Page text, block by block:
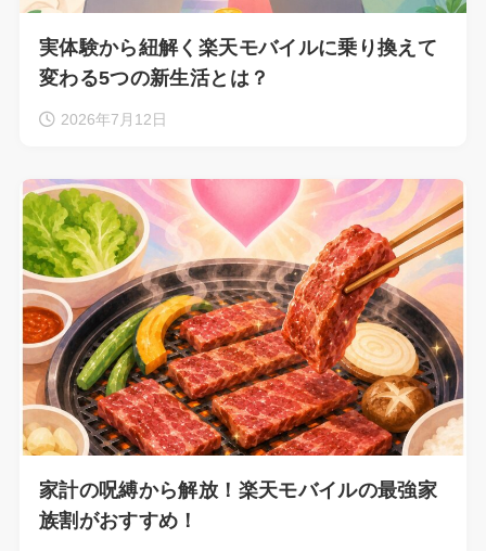
実体験から紐解く楽天モバイルに乗り換えて
変わる5つの新生活とは？
2026年7月12日
家計の呪縛から解放！楽天モバイルの最強家
族割がおすすめ！